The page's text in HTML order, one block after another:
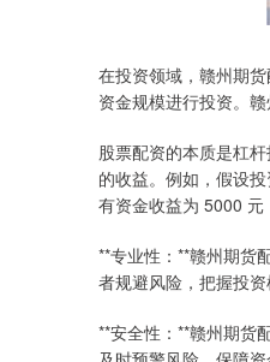
在投资领域，赣州期
资金规模进行投资。
股票配资的本质是杠
的收益。例如，假设
有资金收益为 5000 元
**专业性：**赣州期货
者规避风险，把握投资
**安全性：**赣州期货